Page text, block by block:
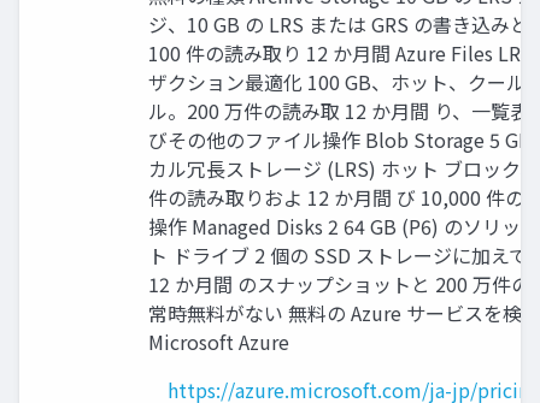
ジ、10 GB の LRS または GRS の書き込みと
100 件の読み取り 12 か月間 Azure Files LRS
ザクション最適化 100 GB、ホット、クール
ル。200 万件の読み取 12 か月間 り、一覧表
びその他のファイル操作 Blob Storage 5 GB
カル冗長ストレージ (LRS) ホット ブロック
件の読み取りおよ 12 か月間 び 10,000 件の
操作 Managed Disks 2 64 GB (P6) のソリッ
ト ドライブ 2 個の SSD ストレージに加えて
12 か月間 のスナップショットと 200 万件の
常時無料がない 無料の Azure サービスを検
Microsoft Azure
https://azure.microsoft.com/ja-jp/